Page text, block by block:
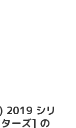
2019 シリ
ーズ] の